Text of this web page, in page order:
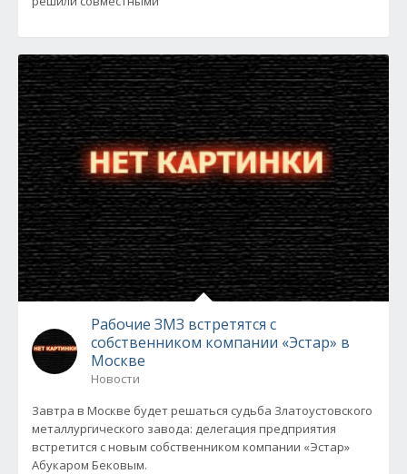
Рабочие ЗМЗ встретятся с
собственником компании «Эстар» в
Москве
Новости
Завтра в Москве будет решаться судьба Златоустовского
металлургического завода: делегация предприятия
встретится с новым собственником компании «Эстар»
Абукаром Бековым.